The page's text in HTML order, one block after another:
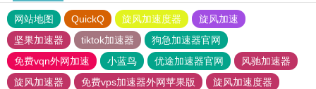
网站地图 QuickQ 旋风加速度器
旋风加速
坚果加速器
tiktok加速器
狗急加速器官网
免费vqn外网加速
小蓝鸟 优途加速器官网
风驰加速器
旋风加速器
免费vps加速器外网苹果版
旋风加速度器